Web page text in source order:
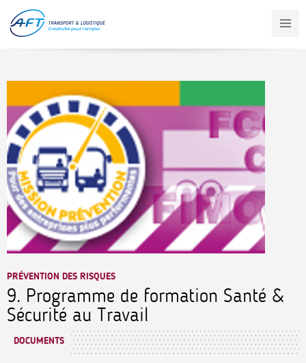
contenu
principal
PRÉVENTION DES RISQUES
9. Programme de formation Santé &
Sécurité au Travail
DOCUMENTS